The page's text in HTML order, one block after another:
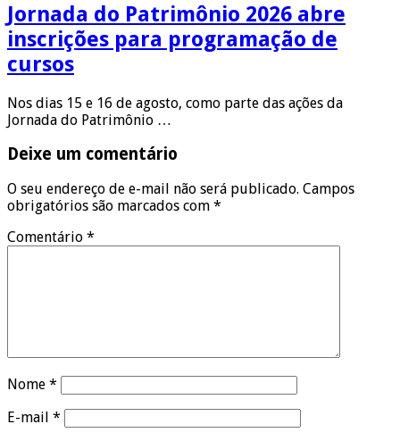
Jornada do Patrimônio 2026 abre
inscrições para programação de
cursos
Nos dias 15 e 16 de agosto, como parte das ações da
Jornada do Patrimônio …
Deixe um comentário
O seu endereço de e-mail não será publicado. Campos
obrigatórios são marcados com *
Comentário *
Nome *
E-mail *